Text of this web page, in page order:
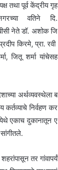
तथा पूर्व केंद्रीय गृह
वतिने दि.
नेते डॉ. अशोक जि
किरमे, प्रा. रवी
जितू शर्मा यांचेसह
अर्थव्यवस्थेला ब
कर्तव्याचे निर्वहण कर
येथे एकाच दुकानातून ए
तर गांवापर्यं